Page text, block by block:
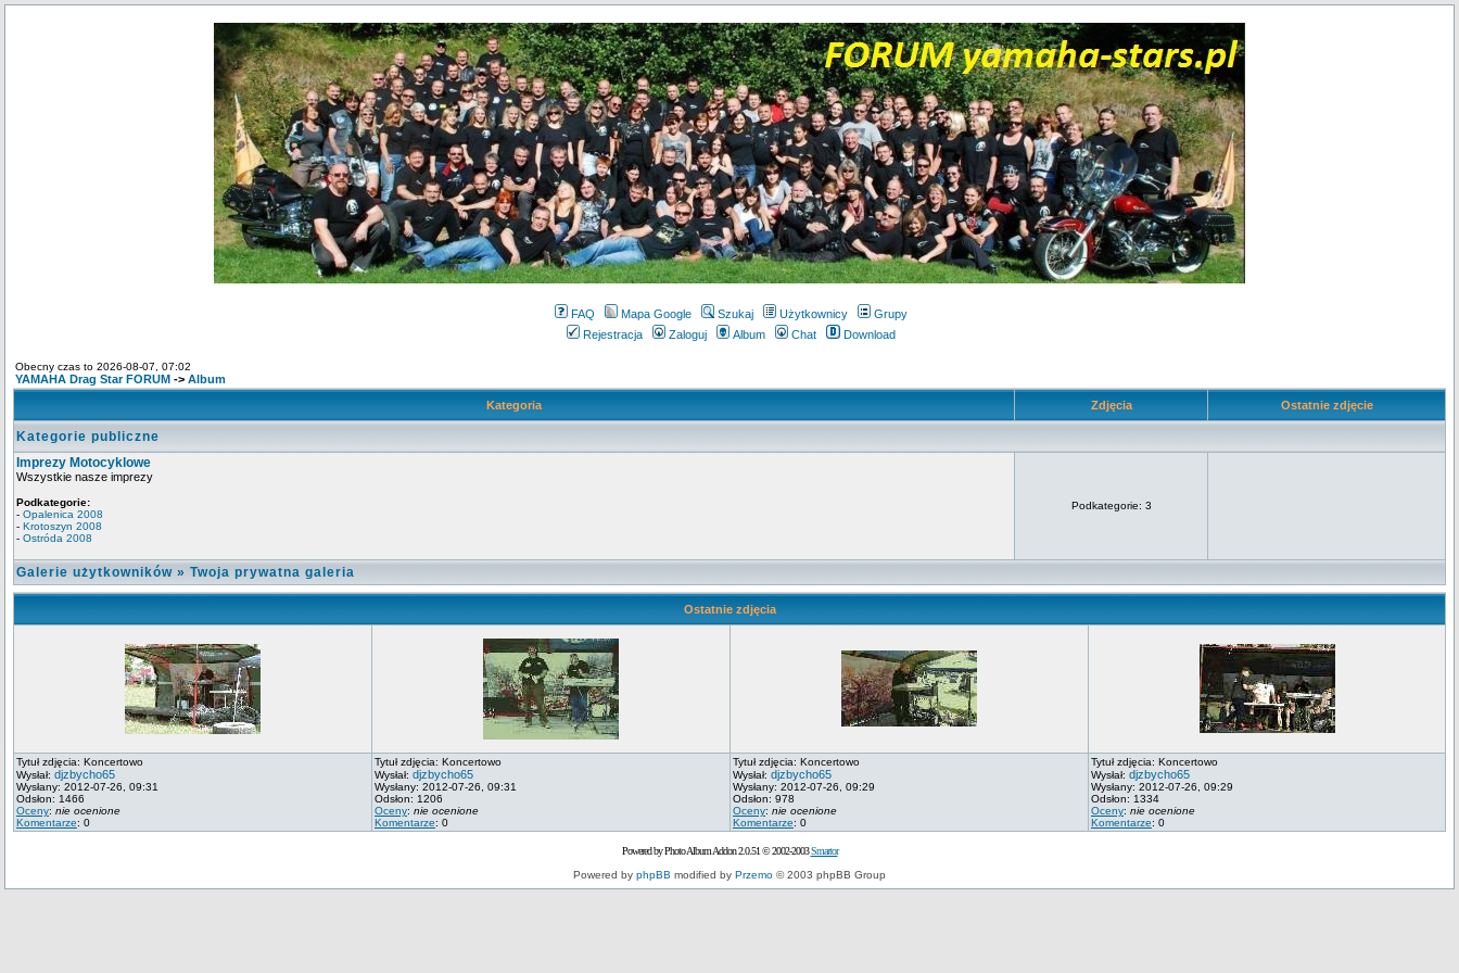
FAQ Mapa Google Szukaj Użytkownicy
Grupy
Rejestracja
Zaloguj Album Chat Download
Obecny czas to 2026-08-07, 07:02
YAMAHA Drag Star FORUM -> Album
Kategoria
Zdjęcia Ostatnie zdjęcie
Kategorie publiczne
Imprezy Motocyklowe
Wszystkie nasze imprezy
Podkategorie:
- Opalenica 2008
- Krotoszyn 2008
- Ostróda 2008
Podkategorie: 3
Galerie użytkowników » Twoja prywatna galeria
Ostatnie zdjęcia
Tytuł zdjęcia: Koncertowo
Wysłał: djzbycho65
Wysłany: 2012-07-26, 09:31
Odsłon: 1466
Oceny: nie ocenione
Komentarze: 0
Tytuł zdjęcia: Koncertowo
Wysłał: djzbycho65
Wysłany: 2012-07-26, 09:31
Odsłon: 1206
Oceny: nie ocenione
Komentarze: 0
Tytuł zdjęcia: Koncertowo
Wysłał: djzbycho65
Wysłany: 2012-07-26, 09:29
Odsłon: 978
Oceny: nie ocenione
Komentarze: 0
Tytuł zdjęcia: Koncertowo
Wysłał: djzbycho65
Wysłany: 2012-07-26, 09:29
Odsłon: 1334
Oceny: nie ocenione
Komentarze: 0
Powered by Photo Album Addon 2.0.51 © 2002-2003Smartor
Powered by phpBB modified by Przemo © 2003 phpBB Group